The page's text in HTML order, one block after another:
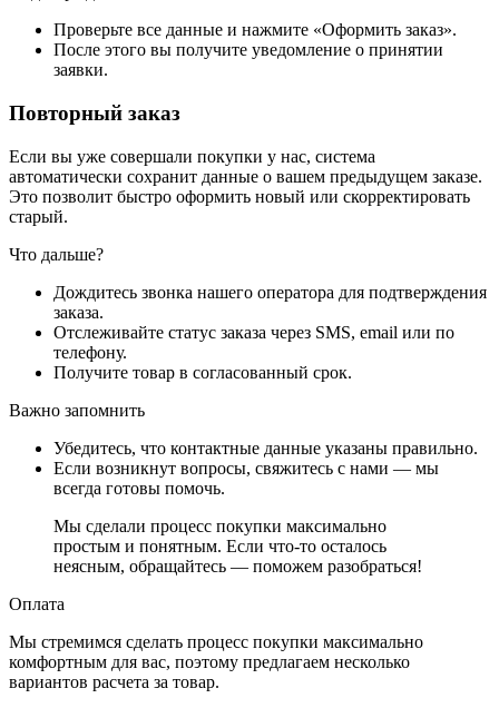
Проверьте все данные и нажмите «Оформить заказ».
После этого вы получите уведомление о принятии
заявки.
Повторный заказ
Если вы уже совершали покупки у нас, система
автоматически сохранит данные о вашем предыдущем заказе.
Это позволит быстро оформить новый или скорректировать
старый.
Что дальше?
Дождитесь звонка нашего оператора для подтверждения
заказа.
Отслеживайте статус заказа через SMS, email или по
телефону.
Получите товар в согласованный срок.
Важно запомнить
Убедитесь, что контактные данные указаны правильно.
Если возникнут вопросы, свяжитесь с нами — мы
всегда готовы помочь.
Мы сделали процесс покупки максимально
простым и понятным. Если что-то осталось
неясным, обращайтесь — поможем разобраться!
Оплата
Мы стремимся сделать процесс покупки максимально
комфортным для вас, поэтому предлагаем несколько
вариантов расчета за товар.